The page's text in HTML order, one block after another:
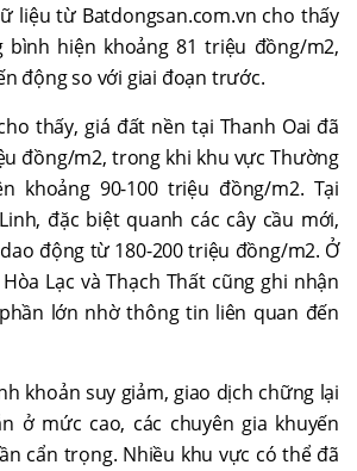
liệu từ Batdongsan.com.vn cho thấy
hiện khoảng 81 triệu đồng/m2,
động so với giai đoạn trước.
thấy, giá đất nền tại Thanh Oai đã
đồng/m2, trong khi khu vực Thường
khoảng 90-100 triệu đồng/m2. Tại
đặc biệt quanh các cây cầu mới,
động từ 180-200 triệu đồng/m2. Ở
Lạc và Thạch Thất cũng ghi nhận
lớn nhờ thông tin liên quan đến
khoản suy giảm, giao dịch chững lại
ở mức cao, các chuyên gia khuyến
cẩn trọng. Nhiều khu vực có thể đã